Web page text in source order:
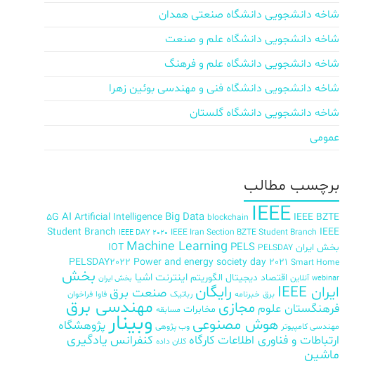
شاخه دانشجویی دانشگاه صنعتی همدان
شاخه دانشجویی دانشگاه علم و صنعت
شاخه دانشجویی دانشگاه علم و فرهنگ
شاخه دانشجویی دانشگاه فنی و مهندسی بوئین زهرا
شاخه دانشجویی دانشگاه گلستان
عمومی
برچسب‌ مطالب
5G AI Artificial Intelligence Big Data blockchain IEEE IEEE BZTE
Student Branch IEEE DAY 2020 IEEE Iran Section BZTE Student Branch IEEE
بخش ایران
IOT Machine Learning PELS PELSDAY
PELSDAY2022 Power and energy society day 2021 Smart Home
webinar آنلاین اقتصاد دیجیتال الگوریتم اینترنت اشیا بخش ایران بخش
ایران IEEE
برق خبرنامه رایگان رباتیک صنعت برق فاوا فراخوان
فرهنگستان علوم مجازی مخابرات مسابقه مهندسی برق
مهندسی کامپیوتر هوش مصنوعی وب پژوهی وبینارپژوهشگاه
ارتباطات و فناوری اطلاعات کارگاه کلان داده کنفرانس یادگیری
ماشین